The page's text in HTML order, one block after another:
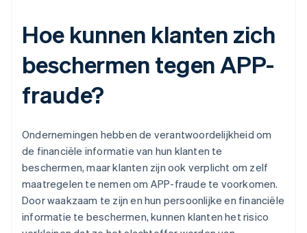
Hoe kunnen klanten zich
beschermen tegen APP-
fraude?
Ondernemingen hebben de verantwoordelijkheid om
de financiële informatie van hun klanten te
beschermen, maar klanten zijn ook verplicht om zelf
maatregelen te nemen om APP-fraude te voorkomen.
Door waakzaam te zijn en hun persoonlijke en financiële
informatie te beschermen, kunnen klanten het risico